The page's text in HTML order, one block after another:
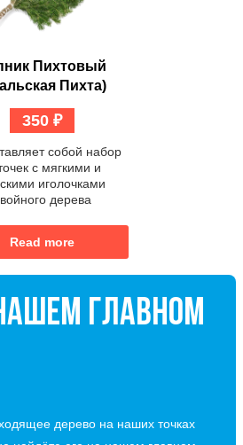
Пихтовый
Пихта)
350₽
собой набор
с мягкими и
иголочками
дерева
Read more
ГЛАВНОМ
дерево на наших точках